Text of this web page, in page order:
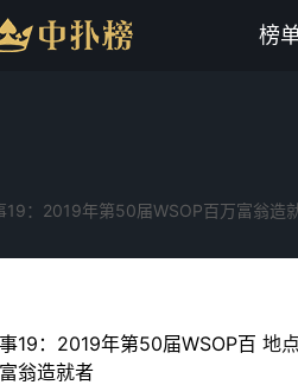
榜
19：2019年第50届WSOP百万富翁造
19：2019年第50届WSOP百
翁造就者
地